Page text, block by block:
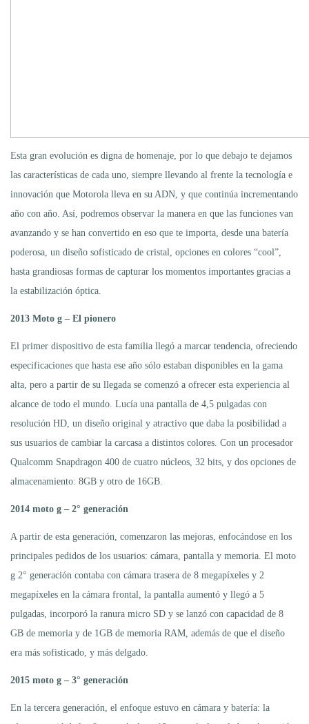
Esta gran evolución es digna de homenaje, por lo que debajo te dejamos
las características de cada uno, siempre llevando al frente la tecnología e
innovación que Motorola lleva en su ADN, y que continúa incrementando
año con año. Así, podremos observar la manera en que las funciones van
avanzando y se han convertido en eso que te importa, desde una batería
poderosa, un diseño sofisticado de cristal, opciones en colores “cool”,
hasta grandiosas formas de capturar los momentos importantes gracias a
la estabilización óptica.
2013 Moto g – El pionero
El primer dispositivo de esta familia llegó a marcar tendencia, ofreciendo
especificaciones que hasta ese año sólo estaban disponibles en la gama
alta, pero a partir de su llegada se comenzó a ofrecer esta experiencia al
alcance de todo el mundo. Lucía una pantalla de 4,5 pulgadas con
resolución HD, un diseño original y atractivo que daba la posibilidad a
sus usuarios de cambiar la carcasa a distintos colores. Con un procesador
Qualcomm Snapdragon 400 de cuatro núcleos, 32 bits, y dos opciones de
almacenamiento: 8GB y otro de 16GB.
2014 moto g – 2° generación
A partir de esta generación, comenzaron las mejoras, enfocándose en los
principales pedidos de los usuarios: cámara, pantalla y memoria. El moto
g 2° generación contaba con cámara trasera de 8 megapíxeles y 2
megapíxeles en la cámara frontal, la pantalla aumentó y llegó a 5
pulgadas, incorporó la ranura micro SD y se lanzó con capacidad de 8
GB de memoria y de 1GB de memoria RAM, además de que el diseño
era más sofisticado, y más delgado.
2015 moto g – 3° generación
En la tercera generación, el enfoque estuvo en cámara y batería: la